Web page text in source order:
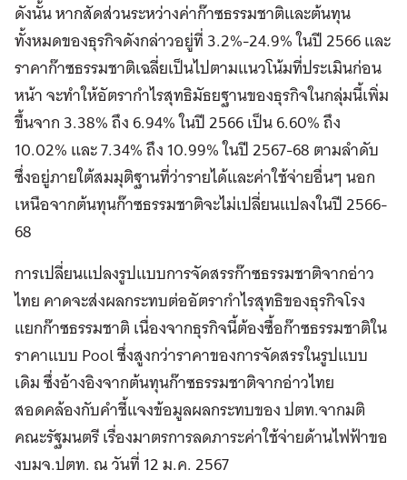
ดังนั้น หากสัดส่วนระหว่างค่าก๊าซธรรมชาติและต้นทุน
ทั้งหมดของธุรกิจดังกล่าวอยู่ที่ 3.2%-24.9% ในปี 2566 และ
ราคาก๊าซธรรมชาติเฉลี่ยเป็นไปตามแนวโน้มที่ประเมินก่อน
หน้า จะทำให้อัตรากำไรสุทธิมัธยฐานของธุรกิจในกลุ่มนี้เพิ่ม
ขึ้นจาก 3.38% ถึง 6.94% ในปี 2566 เป็น 6.60% ถึง
10.02% และ 7.34% ถึง 10.99% ในปี 2567-68 ตามลำดับ
ซึ่งอยู่ภายใต้สมมุติฐานที่ว่ารายได้และค่าใช้จ่ายอื่นๆ นอก
เหนือจากต้นทุนก๊าซธรรมชาติจะไม่เปลี่ยนแปลงในปี 2566-
68
การเปลี่ยนแปลงรูปแบบการจัดสรรก๊าซธรรมชาติจากอ่าว
ไทย คาดจะส่งผลกระทบต่ออัตรากำไรสุทธิของธุรกิจโรง
แยกก๊าซธรรมชาติ เนื่องจากธุรกิจนี้ต้องซื้อก๊าซธรรมชาติใน
ราคาแบบ Pool ซึ่งสูงกว่าราคาของการจัดสรรในรูปแบบ
เดิม ซึ่งอ้างอิงจากต้นทุนก๊าซธรรมชาติจากอ่าวไทย
สอดคล้องกับคำชี้แจงข้อมูลผลกระทบของ ปตท.จากมติ
คณะรัฐมนตรี เรื่องมาตรการลดภาระค่าใช้จ่ายด้านไฟฟ้าขอ
งบมจ.ปตท. ณ วันที่ 12 ม.ค. 2567